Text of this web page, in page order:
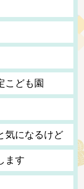
こども園
気になるけど
ます